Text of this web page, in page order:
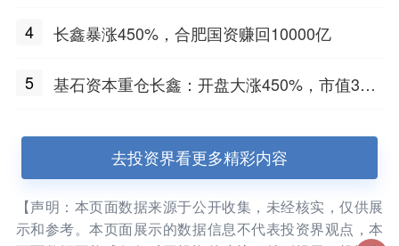
4
长鑫暴涨450%，合肥国资赚回10000亿
5
基石资本重仓长鑫：开盘大涨450%，市值3万
去投资界看更多精彩内容
【声明：本页面数据来源于公开收集，未经核实，仅供展
示和参考。本页面展示的数据信息不代表投资界观点，本